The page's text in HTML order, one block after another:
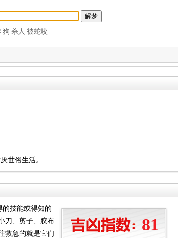
狗 杀人 被蛇咬
世俗生活。
81
的技能或得知的
刀、剪子、胶布
救急的就是它们